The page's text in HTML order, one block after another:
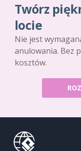
Twórz
locie
Nie jest
anulowania. Bez
kosztów.